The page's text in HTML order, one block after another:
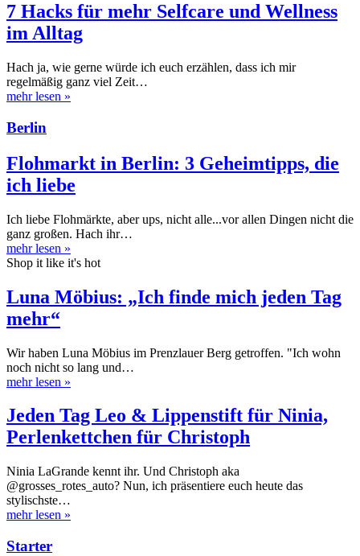
7 Hacks für mehr Selfcare und Wellness
im Alltag
Hach ja, wie gerne würde ich euch erzählen, dass ich mir
regelmäßig ganz viel Zeit…
mehr lesen »
Berlin
Flohmarkt in Berlin: 3 Geheimtipps, die
ich liebe
Ich liebe Flohmärkte, aber ups, nicht alle...vor allen Dingen nicht die
ganz großen. Hach ihr…
mehr lesen »
Shop it like it's hot
Luna Möbius: „Ich finde mich jeden Tag
mehr“
Wir haben Luna Möbius im Prenzlauer Berg getroffen. "Ich wohn
noch nicht so lang und…
mehr lesen »
Jeden Tag Leo & Lippenstift für Ninia,
Perlenkettchen für Christoph
Ninia LaGrande kennt ihr. Und Christoph aka
@grosses_rotes_auto? Nun, ich präsentiere euch heute das
stylischste…
mehr lesen »
Starter